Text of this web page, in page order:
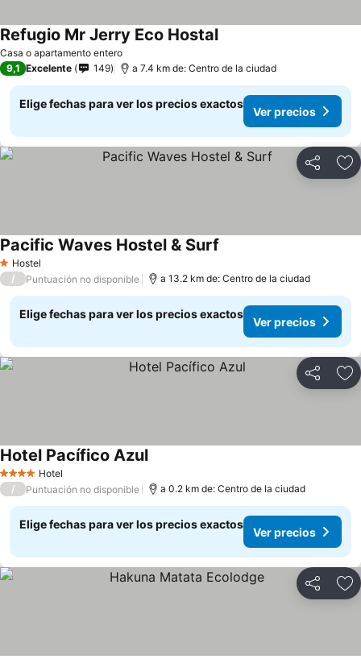
Casa o apartamento entero
Refugio Mr Jerry Eco Hostal
9,1 Excelente 149 a 7.4 km de: Centro de la ciudad
Elige fechas para ver los precios exactos
Ver precios
Compartir
1 Estrellas
Hostel
Pacific Waves Hostel & Surf
/ Puntuación no disponible a 13.2 km de: Centro de la ciudad
Elige fechas para ver los precios exactos
Ver precios
Compartir
4 EstrellasHotel
Hotel Pacífico Azul
/ Puntuación no disponible a 0.2 km de: Centro de la ciudad
Elige fechas para ver los precios exactos
Ver precios
Compartir